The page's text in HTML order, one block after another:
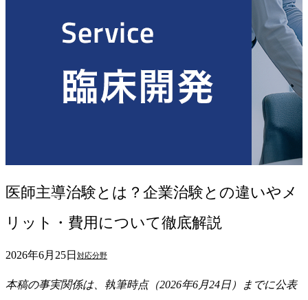
医師主導治験とは？企業治験との違いやメ
リット・費用について徹底解説
2026年6月25日 対応分野
本稿の事実関係は、執筆時点（2026年6月24日）までに公表